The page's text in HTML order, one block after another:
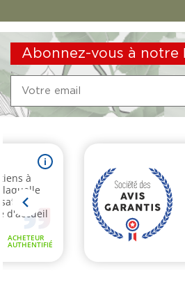
Abonnez-vous à notre